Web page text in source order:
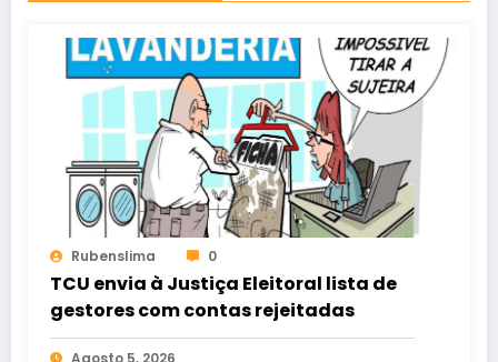
Rubenslima 0
TCU envia à Justiça Eleitoral lista de
gestores com contas rejeitadas
Agosto 5, 2026